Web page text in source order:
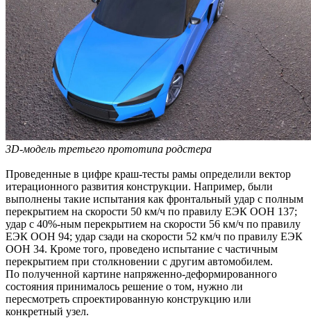
3D-модель третьего прототипа родстера
Проведенные в цифре краш-тесты рамы определили вектор
итерационного развития конструкции. Например, были
выполнены такие испытания как фронтальный удар с полным
перекрытием на скорости 50 км/ч по правилу ЕЭК ООН 137;
удар с 40%-ным перекрытием на скорости 56 км/ч по правилу
ЕЭК ООН 94; удар сзади на скорости 52 км/ч по правилу ЕЭК
ООН 34. Кроме того, проведено испытание с частичным
перекрытием при столкновении с другим автомобилем.
По полученной картине напряженно-деформированного
состояния принималось решение о том, нужно ли
пересмотреть спроектированную конструкцию или
конкретный узел.